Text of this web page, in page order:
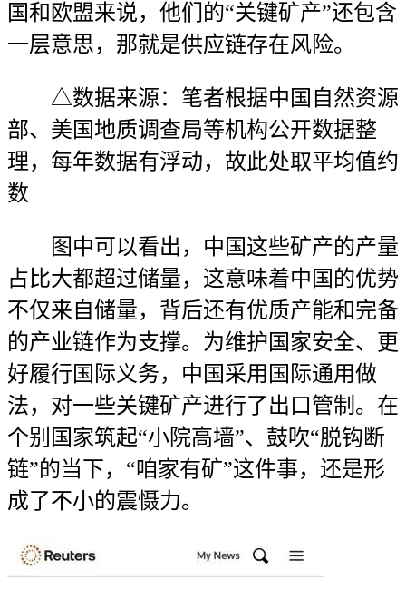
国和欧盟来说，他们的“关键矿产”还包含
一层意思，那就是供应链存在风险。
△数据来源：笔者根据中国自然资源
部、美国地质调查局等机构公开数据整
理，每年数据有浮动，故此处取平均值约
数
图中可以看出，中国这些矿产的产量
占比大都超过储量，这意味着中国的优势
不仅来自储量，背后还有优质产能和完备
的产业链作为支撑。为维护国家安全、更
好履行国际义务，中国采用国际通用做
法，对一些关键矿产进行了出口管制。在
个别国家筑起“小院高墙”、鼓吹“脱钩断
链”的当下，“咱家有矿”这件事，还是形
成了不小的震慑力。